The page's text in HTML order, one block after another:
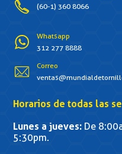
(60-1) 360 8066
Whatsapp
312 277 8888
Correo
Horarios de todas las
Lunes a jueves: De
5:30pm.